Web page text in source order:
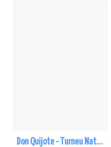
Don Quijote - Turneu National de balet - Deva